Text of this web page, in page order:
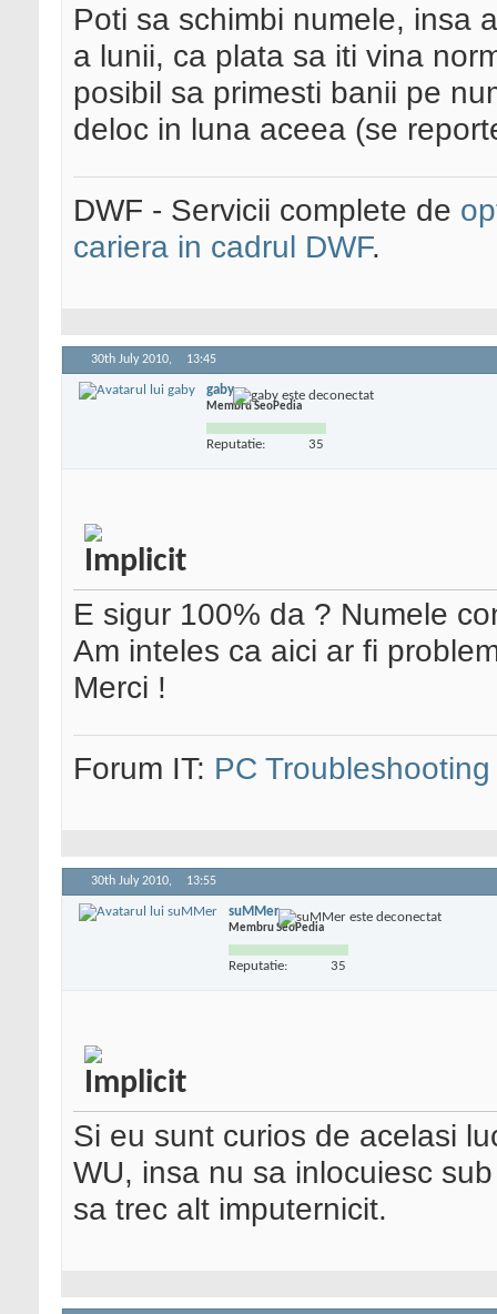
Poti sa schimbi numele, insa
a lunii, ca plata sa iti vina
posibil sa primesti banii pe
deloc in luna aceea (se
DWF - Servicii complete de
cariera in cadrul DWF.
30th July 2010, 13:45
gaby
Membru SeoPedia
Reputatie: 35
E sigur 100% da ? Numele
Am inteles ca aici ar fi
Merci !
Forum IT: PC Troubleshooting
30th July 2010, 13:55
suMMer
Membru SeoPedia
Reputatie: 35
Si eu sunt curios de acelasi
WU, insa nu sa inlocuiesc
sa trec alt imputernicit.